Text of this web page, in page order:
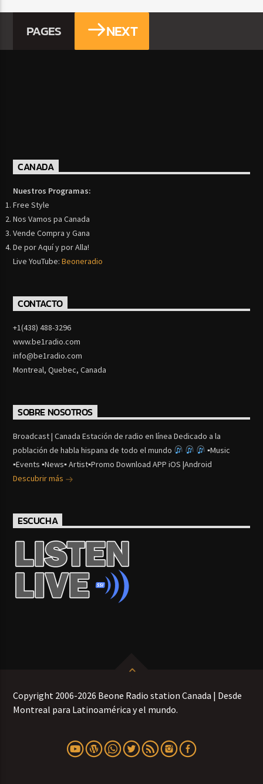
PAGES NEXT
CANADA
Nuestros Programas:
Free Style
Nos Vamos pa Canada
Vende Compra y Gana
De por Aquí y por Alla!
Live YouTube:Beoneradio
CONTACTO
+1(438) 488-3296
www.be1radio.com
info@be1radio.com
Montreal, Quebec, Canada
SOBRE NOSOTROS
Broadcast | Canada Estación de radio en línea Dedicado a la
población de habla hispana de todo el mundo
▪Music
▪Events ▪News▪ Artist▪Promo Download APP iOS |Android
Descubrir más
ESCUCHA
Copyright 2006-2026 Beone Radio station Canada | Desde
Montreal para Latinoamérica y el mundo.